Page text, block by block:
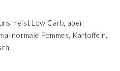
meist Low Carb, aber
normale Pommes, Kartoffeln,